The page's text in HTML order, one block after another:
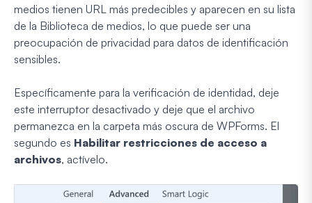
medios tienen URL más predecibles y aparecen en su lista
de la Biblioteca de medios, lo que puede ser una
preocupación de privacidad para datos de identificación
sensibles.
Específicamente para la verificación de identidad, deje
este interruptor desactivado y deje que el archivo
permanezca en la carpeta más oscura de WPForms. El
segundo es Habilitar restricciones de acceso a
archivos, actívelo.